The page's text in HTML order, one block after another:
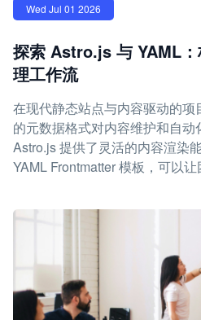
Wed Jul 01 2026
探索 Astro.js 与 YAML
理工作流
在现代静态站点与内容驱动的项
的元数据格式对内容维护和自动
Astro.js 提供了灵活的内容渲染
YAML Frontmatter 模板，可以